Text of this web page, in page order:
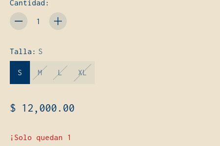
Cantidad:
Cantidad
Talla: S
S M L XL
$ 12,000.00
¡Solo quedan 1